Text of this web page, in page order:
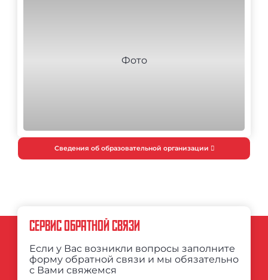
Сведения об образовательной организации
СЕРВИС ОБРАТНОЙ СВЯЗИ
Если у Вас возникли вопросы заполните
форму обратной связи и мы обязательно
с Вами свяжемся